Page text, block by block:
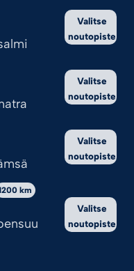
ja pystymme sitä
TYKINKUULAT
Lisää ostoskoriin
Valitse
noutopiste
Valitse
noutopiste
Valitse
noutopiste
km
Valitse
noutopiste